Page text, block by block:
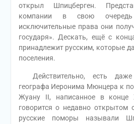
открыл Шпицберген.
компании в свою
исключительные права они
государя». Дескать, ещё с
принадлежит русским, которые
поселения.
Действительно, есть даже
географа Иеронима Мюнцера к
Жуану II, написанное в конце
говорится о недавно открытом
русские поморы называли